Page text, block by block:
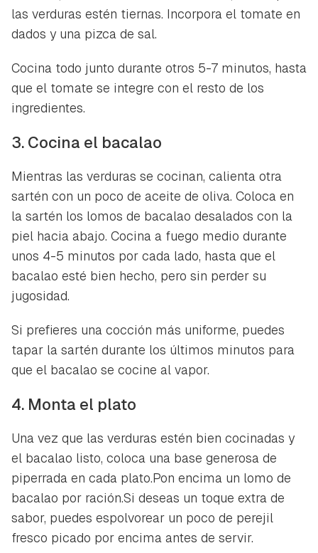
Guardar como favorito
las verduras estén tiernas. Incorpora el tomate en
dados y una pizca de sal.
Cocina todo junto durante otros 5-7 minutos, hasta
que el tomate se integre con el resto de los
ingredientes.
3. Cocina el bacalao
Mientras las verduras se cocinan, calienta otra
sartén con un poco de aceite de oliva. Coloca en
la sartén los lomos de bacalao desalados con la
piel hacia abajo. Cocina a fuego medio durante
unos 4-5 minutos por cada lado, hasta que el
bacalao esté bien hecho, pero sin perder su
jugosidad.
Si prefieres una cocción más uniforme, puedes
tapar la sartén durante los últimos minutos para
que el bacalao se cocine al vapor.
4. Monta el plato
Una vez que las verduras estén bien cocinadas y
el bacalao listo, coloca una base generosa de
piperrada en cada plato.Pon encima un lomo de
bacalao por ración.Si deseas un toque extra de
sabor, puedes espolvorear un poco de perejil
fresco picado por encima antes de servir.
Contenido enviado